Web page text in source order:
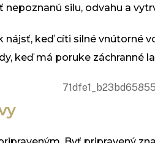
nepoznanú silu, odvahu a
keď cíti silné vnútorné
keď má poruke záchranné